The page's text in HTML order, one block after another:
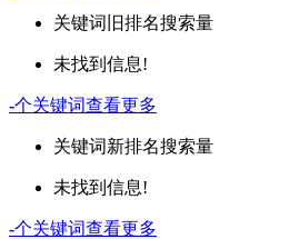
关键词 旧排名搜索量
未找到信息!
-个关键词查看更多
关键词新排名搜索量
未找到信息!
-个关键词查看更多